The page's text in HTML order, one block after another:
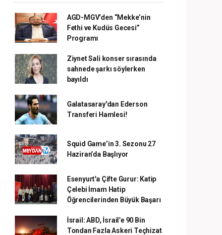
AGD-MGV’den “Mekke’nin
Fethi ve Kudüs Gecesi”
Programı
Ziynet Sali konser sırasında
sahnede şarkı söylerken
bayıldı
Galatasaray'dan Ederson
Transferi Hamlesi!
Squid Game’in 3. Sezonu 27
Haziran’da Başlıyor
Esenyurt'a Çifte Gurur: Katip
Çelebi İmam Hatip
Öğrencilerinden Büyük Başarı
İsrail: ABD, İsrail’e 90 Bin
Tondan Fazla Askeri Teçhizat